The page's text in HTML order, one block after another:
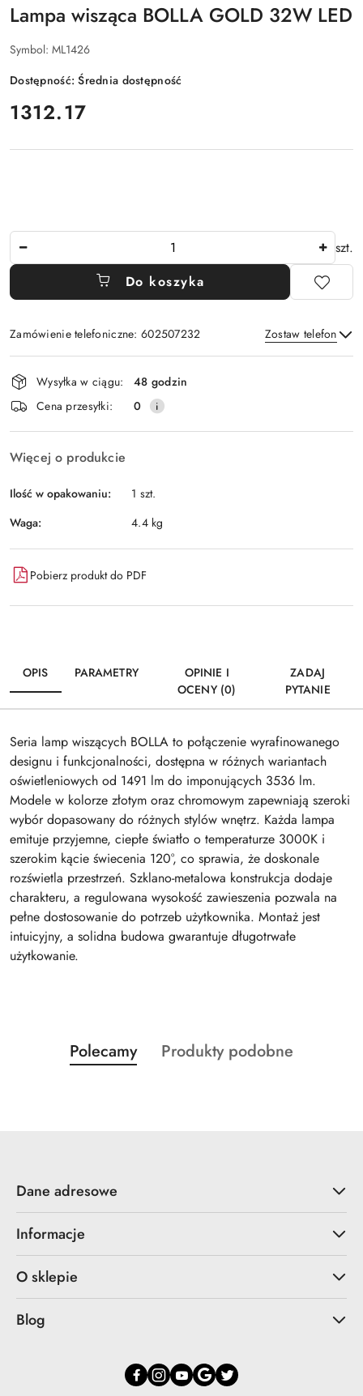
Lampa wisząca BOLLA GOLD 32W LED
Symbol: ML1426
Dostępność:Średnia dostępność
cena:
1312.17
szt.
Do koszyka
Zamówienie telefoniczne: 602507232 Zostaw telefon
Wyślij
Dostępność
i
dostawa
Wysyłka w ciągu:
48 godzin
Cena przesyłki:
0
Więcej o produkcie
Ilość w opakowaniu:
1 szt.
Waga:
4.4 kg
Pobierz produkt do PDF
OPIS PARAMETRY
OPINIE I
OCENY (0)
ZADAJ
PYTANIE
Seria lamp wiszących BOLLA to połączenie wyrafinowanego
designu i funkcjonalności, dostępna w różnych wariantach
oświetleniowych od 1491 lm do imponujących 3536 lm.
Modele w kolorze złotym oraz chromowym zapewniają szeroki
wybór dopasowany do różnych stylów wnętrz. Każda lampa
emituje przyjemne, ciepłe światło o temperaturze 3000K i
szerokim kącie świecenia 120°, co sprawia, że doskonale
rozświetla przestrzeń. Szklano-metalowa konstrukcja dodaje
charakteru, a regulowana wysokość zawieszenia pozwala na
pełne dostosowanie do potrzeb użytkownika. Montaż jest
intuicyjny, a solidna budowa gwarantuje długotrwałe
użytkowanie.
Pomiń karuzelę produktów
Produkty
o
Polecamy
Produkty
Produkty podobne
Dane adresowe
Informacje
O sklepie
Blog